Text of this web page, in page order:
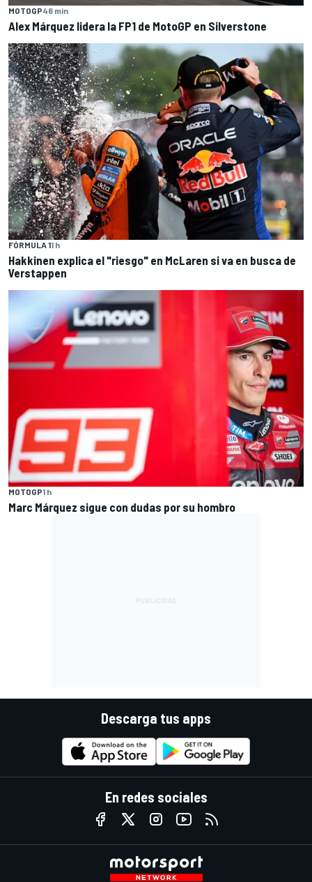
MOTOGP46 min
Alex Márquez lidera la FP1 de MotoGP en Silverstone
FÓRMULA 11 h
Hakkinen explica el "riesgo" en McLaren si va en busca de
Verstappen
MOTOGP1 h
Marc Márquez sigue con dudas por su hombro
Descarga tus apps
En redes sociales